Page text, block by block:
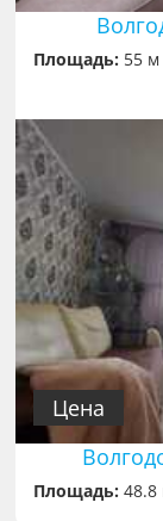
Площадь: 55
Цена
Площадь: